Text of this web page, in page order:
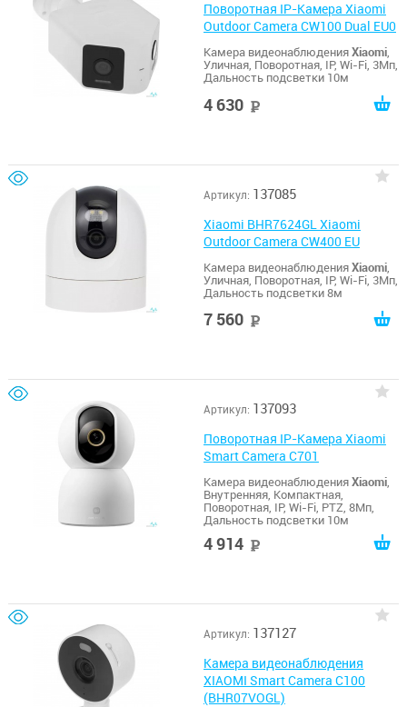
Поворотная IP-Камера Xiaomi
Outdoor Camera CW100 Dual EU0
Камера видеонаблюденияXiaomi,
Уличная, Поворотная, IP, Wi-Fi, 3Мп,
Дальность подсветки 10м
4 630
Артикул: 137085
Xiaomi BHR7624GL Xiaomi
Outdoor Camera CW400 EU
Камера видеонаблюденияXiaomi,
Уличная, Поворотная, IP, Wi-Fi, 3Мп,
Дальность подсветки 8м
7 560
Артикул: 137093
Поворотная IP-Камера Xiaomi
Smart Camera C701
Камера видеонаблюденияXiaomi,
Внутренняя, Компактная,
Поворотная, IP, Wi-Fi, PTZ, 8Мп,
Дальность подсветки 10м
4 914
Артикул: 137127
Камера видеонаблюдения
XIAOMI Smart Camera C100
(BHR07VOGL)